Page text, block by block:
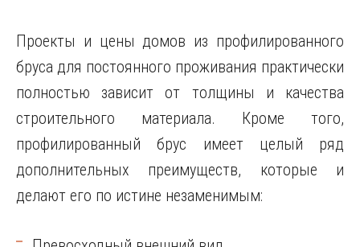
Проекты и цены домов из профилированного
бруса для постоянного проживания практически
полностью зависит от толщины и качества
строительного материала. Кроме того,
профилированный брус имеет целый ряд
дополнительных преимуществ, которые и
делают его по истине незаменимым: